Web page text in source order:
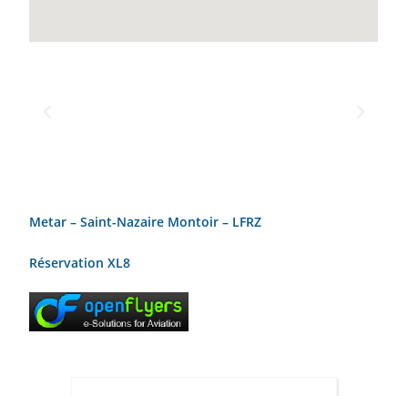
Metar –Saint-Nazaire Montoir – LFRZ
Réservation XL8